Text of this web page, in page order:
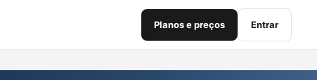
Planos e preços Entrar